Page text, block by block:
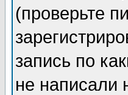
(проверьте
запись по
не написали